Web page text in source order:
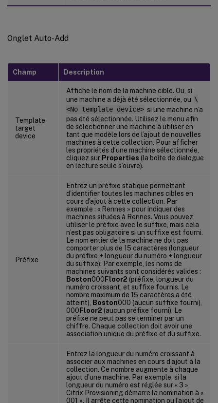
Onglet Auto-Add
Champ Description
Template
target
device
Affiche le nom de la machine cible. Ou, si
une machine a déjà été sélectionnée, ou \
<No template device> si une machine n’a
pas été sélectionnée. Utilisez le menu afin
de sélectionner une machine à utiliser en
tant que modèle lors de l’ajout de nouvelles
machines à cette collection. Pour afficher
les propriétés d’une machine sélectionnée,
cliquez sur Properties (la boîte de dialogue
en lecture seule s’ouvre).
Préfixe
Entrez un préfixe statique permettant
d’identifier toutes les machines cibles en
cours d’ajout à cette collection. Par
exemple : « Rennes » pour indiquer des
machines situées à Rennes. Vous pouvez
utiliser le préfixe avec le suffixe, mais cela
n’est pas obligatoire si un suffixe est fourni.
Le nom entier de la machine ne doit pas
comporter plus de 15 caractères (longueur
du préfixe + longueur du numéro + longueur
du suffixe). Par exemple, les noms de
machines suivants sont considérés valides :
Boston000 Floor2 (préfixe, longueur du
numéro croissant, et suffixe fournis. Le
nombre maximum de 15 caractères a été
atteint),
Boston000 (aucun suffixe fourni),
000 Floor2 (aucun préfixe fourni). Le
préfixe ne peut pas se terminer par un
chiffre. Chaque collection doit avoir une
association unique du préfixe et du suffixe.
Entrez la longueur du numéro croissant à
associer aux machines en cours d’ajout à la
collection. Ce nombre augmente à chaque
ajout d’une machine. Par exemple, si la
longueur du numéro est réglée sur « 3 »,
Citrix Provisioning démarre la nomination à «
001 ». Il arrête cette nomination ou l’ajout de